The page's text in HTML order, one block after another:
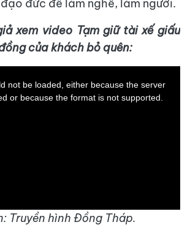
đức để làm nghề, làm người.
xem video Tạm giữ tài xế giấu
của khách bỏ quên:
not be loaded, either because the server
or because the format is not supported.
Truyền hình Đồng Tháp.